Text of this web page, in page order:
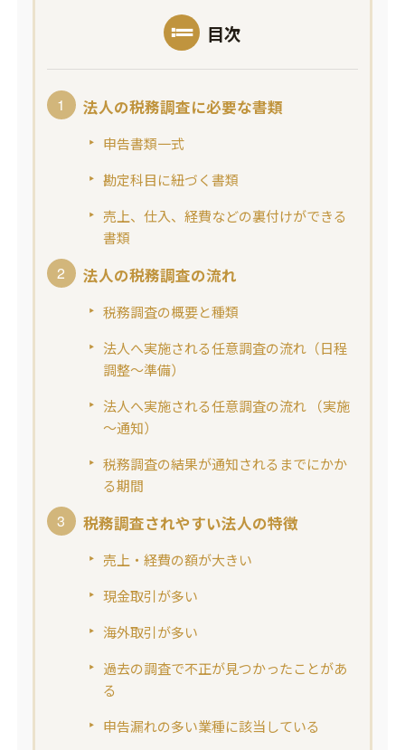
目次
法人の税務調査に必要な書類
申告書類一式
勘定科目に紐づく書類
売上、仕入、経費などの裏付けができる
書類
法人の税務調査の流れ
税務調査の概要と種類
法人へ実施される任意調査の流れ（日程
調整～準備）
法人へ実施される任意調査の流れ （実施
～通知）
税務調査の結果が通知されるまでにかか
る期間
税務調査されやすい法人の特徴
売上・経費の額が大きい
現金取引が多い
海外取引が多い
過去の調査で不正が見つかったことがあ
る
申告漏れの多い業種に該当している